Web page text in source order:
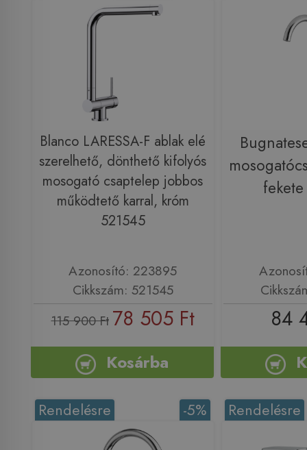
Blanco LARESSA-F ablak elé
szerelhető, dönthető kifolyós
mosogató csaptelep jobbos
működtető karral, króm
521545
Azonosító: 223895
Cikkszám: 521545
115 900 Ft 78 505 Ft
Kosárba
84
-5%
Rendelésre Rendelésre